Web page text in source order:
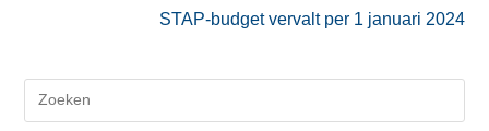
STAP-budget vervalt per 1 januari 2024